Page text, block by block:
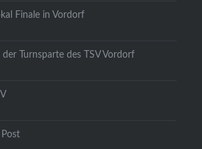
Finale in Vordorf
Turnsparte des TSV Vordorf